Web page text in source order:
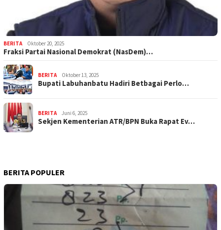
BERITA Oktober 20, 2025
Fraksi Partai Nasional Demokrat (NasDem)…
BERITA Oktober 13, 2025
Bupati Labuhanbatu Hadiri Betbagai Perlo…
BERITA Juni 6, 2025
Sekjen Kementerian ATR/BPN Buka Rapat Ev…
BERITA POPULER